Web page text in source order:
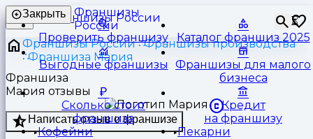
Франшизы
России
⏳
Закрыть
Проверить франшизу Каталог франшиз 2025
Выгодные франшизы
Франшизы для малого
бизнеса
Сколько стоит
франшиза
Кредит
на франшизу
Кофейни
Пекарни
Франшизы России
Франшизы производства
Франшиза Мария
Франшиза
Мария отзывы
Написать отзыв о франшизе